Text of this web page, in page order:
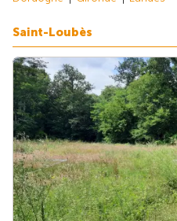
Saint-Loubès